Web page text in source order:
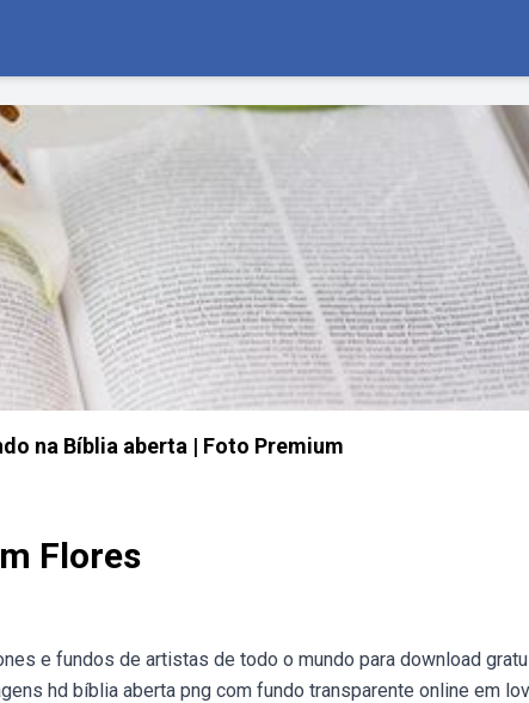
na Bíblia aberta | Foto Premium
Flores
e fundos de artistas de todo o mundo para download
hd bíblia aberta png com fundo transparente online em